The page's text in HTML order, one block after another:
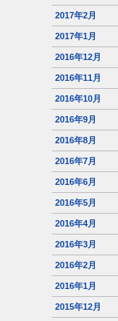
2017年2月
2017年1月
2016年12月
2016年11月
2016年10月
2016年9月
2016年8月
2016年7月
2016年6月
2016年5月
2016年4月
2016年3月
2016年2月
2016年1月
2015年12月